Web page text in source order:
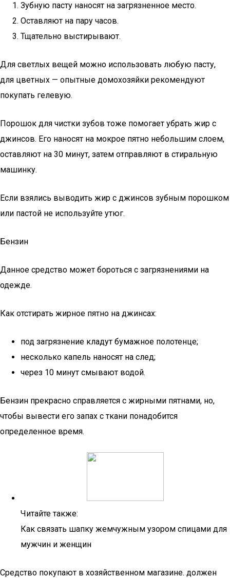
Зубную пасту наносят на загрязненное место.
Оставляют на пару часов.
Тщательно выстирывают.
Для светлых вещей можно использовать любую пасту,
для цветных — опытные домохозяйки рекомендуют
покупать гелевую.
Порошок для чистки зубов тоже помогает убрать жир с
джинсов. Его наносят на мокрое пятно небольшим слоем,
оставляют на 30 минут, затем отправляют в стиральную
машинку.
Если взялись выводить жир с джинсов зубным порошком
или пастой не используйте утюг.
Бензин
Данное средство может бороться с загрязнениями на
одежде.
Как отстирать жирное пятно на джинсах:
под загрязнение кладут бумажное полотенце;
несколько капель наносят на след;
через 10 минут смывают водой.
Бензин прекрасно справляется с жирными пятнами, но,
чтобы вывести его запах с ткани понадобится
определенное время.
Читайте также:
Как связать шапку жемчужным узором спицами для
мужчин и женщин
Средство покупают в хозяйственном магазине. должен